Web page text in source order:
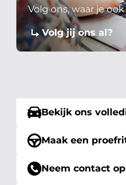
Volg ons, waar je
Volg jij ons al?
Bekijk ons
Maak een
Neem contact op